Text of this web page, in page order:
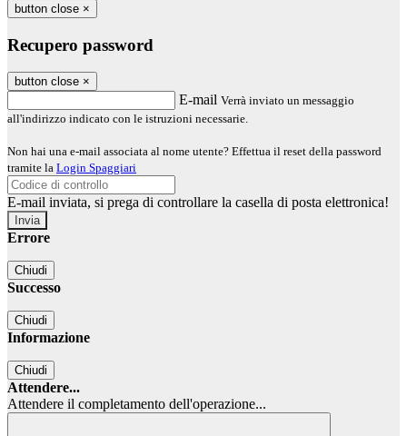
button close ×
Recupero password
button close ×
E-mail Verrà inviato un messaggio
all'indirizzo indicato con le istruzioni necessarie.
Non hai una e-mail associata al nome utente? Effettua il reset della password
tramite la Login Spaggiari
E-mail inviata, si prega di controllare la casella di posta elettronica!
Errore
Chiudi
Successo
Chiudi
Informazione
Chiudi
Attendere...
Attendere il completamento dell'operazione...